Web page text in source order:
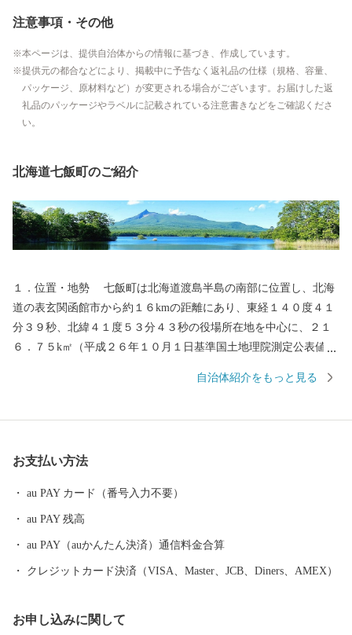
注意事項・その他
本ページは、提供自治体からの情報に基づき、作成しています。
提供元の都合などにより、掲載中に予告なく返礼品の仕様（規格、容量、
パッケージ、原材料など）が変更される場合がございます。お届けした返
礼品のパッケージやラベルに記載されている注意書きなどをご確認くださ
い。
北海道七飯町のご紹介
１．位置・地勢 七飯町は北海道渡島半島の南部に位置し、北海
道の表玄関函館市から約１６kmの距離にあり、東経１４０度４１
分３９秒、北緯４１度５３分４３秒の役場所在地を中心に、２１
６．７５k㎡（平成２６年１０月１日基準国土地理院測定公表値）
雨鱒川を境に鹿部町に、南東は横津岳の山頂より蒜沢川を境に函
沼・小沼・蓴菜沼を擁する大沼国定公園があり、公園入口は市街
地が形成されており、それに接続する平坦地は水田、山麓一帯に
５号が縦断しており、国道沿線は市街地として開発が進んでいま
すが、西側の平野部は水田、東側の丘陵地帯は畑作・果樹地帯と
して開発されています。 世界地図で七飯町を見ると、当町は 北
市が多数あります。 ２．気候 七飯町は北海道の南西部に位置し、
自治体紹介をもっと見る
お支払い方法
au PAY カード（番号入力不要）
au PAY 残高
au PAY（auかんたん決済）通信料金合算
クレジットカード決済（VISA、Master、JCB、Diners、AMEX）
お申し込みに関して